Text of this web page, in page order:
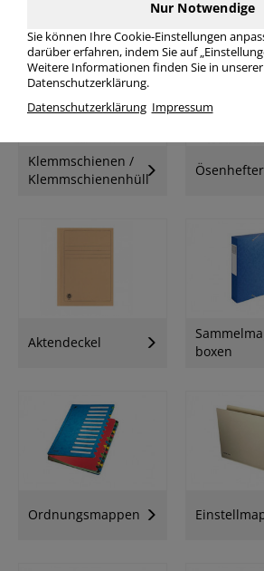
Klemmschienen /
Klemmschienenhüllen
Ösenhefter
Aktendeckel
boxen
Ordnungsmappen
Nur Notwendige
Sie können Ihre Cookie-Einstellungen
darüber erfahren, indem Sie auf
Weitere Informationen finden Sie in unserer
Datenschutzerklärung.
Datenschutzerklärung Impressum